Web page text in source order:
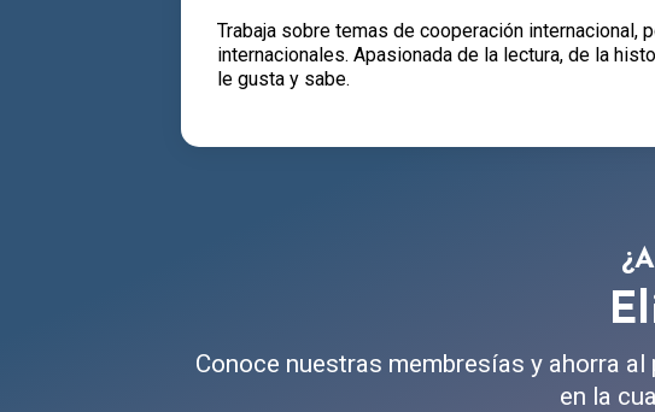
Trabaja sobre temas de cooperación
internacionales. Apasionada de la lectura, de la
le gusta y sabe.
Conoce nuestras membresías y ahorra
en la